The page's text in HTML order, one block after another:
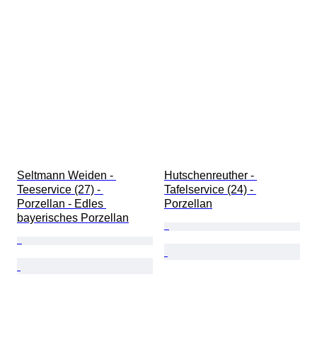
Seltmann Weiden -
Teeservice (27) -
Porzellan - Edles
bayerisches Porzellan
Hutschenreuther -
Tafelservice (24) -
Porzellan